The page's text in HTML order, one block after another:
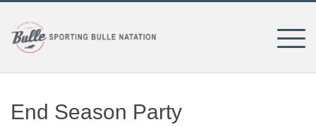
content
End Season Party